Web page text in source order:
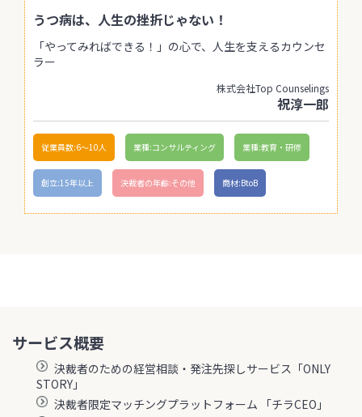
うつ病は、人生の挫折じゃない！
「やってみればできる！」の心で、人生を支えるカウンセ
ラー
株式会社Top Counselings
祝淳一郎
従業員数:6～10人 業種:コンサルティング 業種:教育・研修
創立:15年以上 決裁者の年齢:その他 商材:BtoB
サービス概要
決裁者のための経営相談・発注先探しサービス「ONLY
STORY」
決裁者限定マッチングプラットフォーム 「チラCEO」